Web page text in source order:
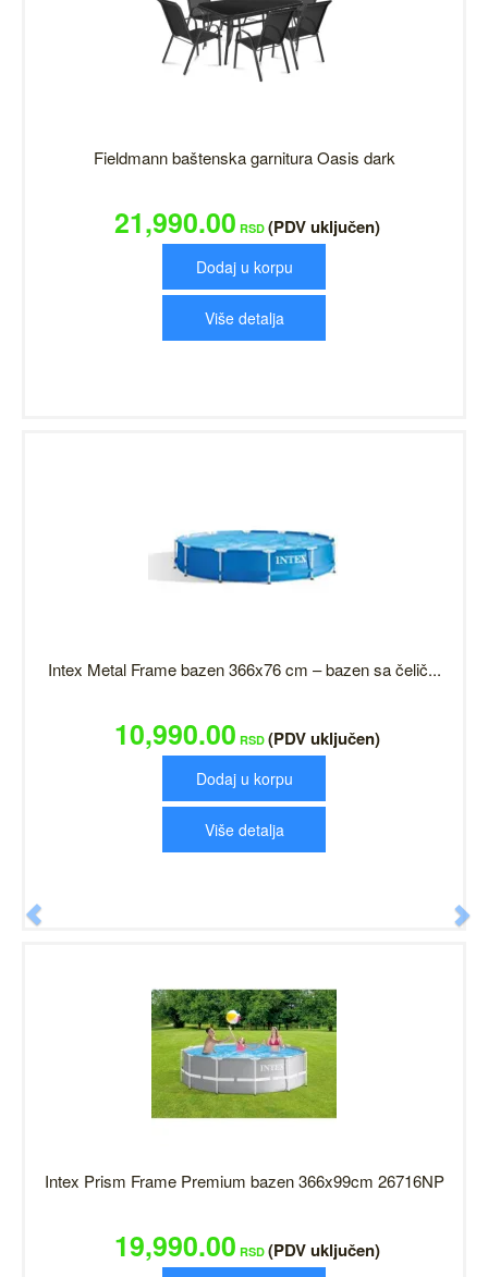
Fieldmann baštenska garnitura Oasis dark
21,990.00 RSD (PDV uključen)
Dodaj u korpu
Više detalja
Intex Metal Frame bazen 366x76 cm – bazen sa čelič...
10,990.00 RSD (PDV uključen)
Dodaj u korpu
Više detalja
Intex Prism Frame Premium bazen 366x99cm 26716NP
19,990.00 RSD (PDV uključen)